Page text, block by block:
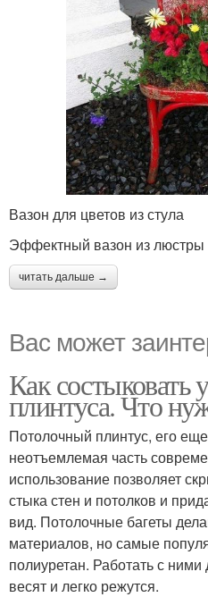
Вазон для цветов из стула
Эффектный вазон из люстры
читать дальше →
Вас может
Как состыковать
плинтуса. Что
Потолочный плинтус, его
неотъемлемая часть
использование позволяет
стыка стен и потолков и
вид. Потолочные багеты
материалов, но самые
полиуретан. Работать с
весят и легко режутся.